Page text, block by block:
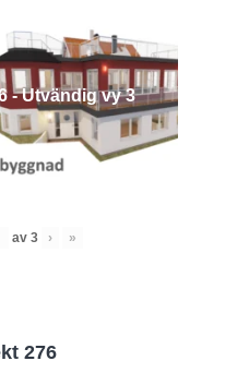
- Utvändig vy 3
av 3 › »
276